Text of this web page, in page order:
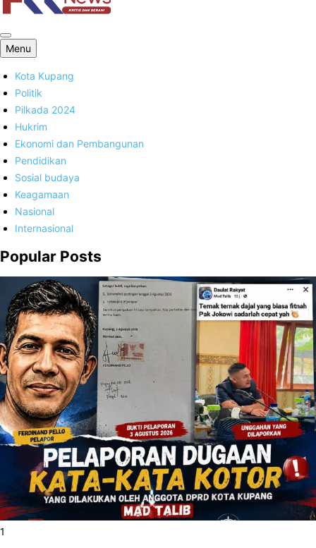
FKK News
Menu
Kota Kupang
Politik
Pilkada 2024
Hukrim
Ekonomi dan Pembangunan
Pendidikan
Sosial budaya
Keagamaan
Nasional
Internasional
Popular Posts
1